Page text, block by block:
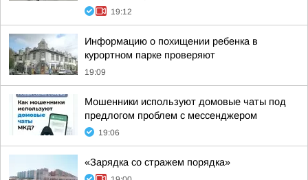
19:12
Информацию о похищении ребенка в
курортном парке проверяют
19:09
Мошенники используют домовые чаты под
предлогом проблем с мессенджером
19:06
«Зарядка со стражем порядка»